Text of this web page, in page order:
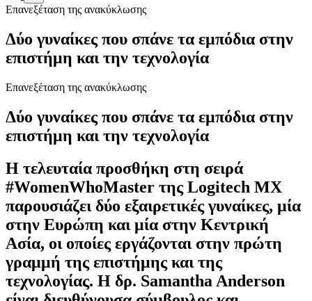
Επανεξέταση της ανακύκλωσης
Δύο γυναίκες που σπάνε τα εμπόδια στην
επιστήμη και την τεχνολογία
Επανεξέταση της ανακύκλωσης
Δύο γυναίκες που σπάνε τα εμπόδια στην
επιστήμη και την τεχνολογία
Η τελευταία προσθήκη στη σειρά
#WomenWhoMaster της Logitech MX
παρουσιάζει δύο εξαιρετικές γυναίκες, μία
στην Ευρώπη και μία στην Κεντρική
Ασία, οι οποίες εργάζονται στην πρώτη
γραμμή της επιστήμης και της
τεχνολογίας. Η δρ. Samantha Anderson